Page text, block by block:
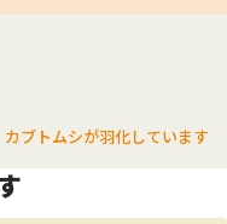
カブトムシが羽化しています